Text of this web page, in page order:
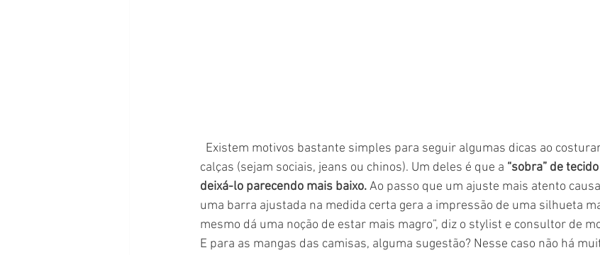
calças (sejam sociais, jeans ou chinos). Um deles é que a “sobra” de
deixá-lo parecendo mais baixo. Ao passo que um ajuste mais atento
uma barra ajustada na medida certa gera a impressão de uma silhueta
mesmo dá uma noção de estar mais magro”, diz o stylist e consultor de
E para as mangas das camisas, alguma sugestão? Nesse caso não há